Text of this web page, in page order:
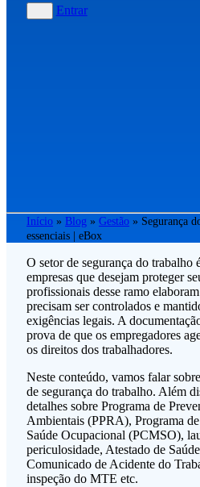
Entrar
Início » Blog » Gestão » Segurança
essenciais | eBox
O setor de segurança do trabalho
empresas que desejam proteger
profissionais desse ramo
precisam ser controlados e
exigências legais. A
prova de que os empregadores
os direitos dos trabalhadores.
Neste conteúdo, vamos falar
de segurança do trabalho. Além
detalhes sobre Programa de
Ambientais (PPRA), Programa
Saúde Ocupacional (PCMSO),
periculosidade, Atestado de
Comunicado de Acidente do
inspeção do MTE etc.